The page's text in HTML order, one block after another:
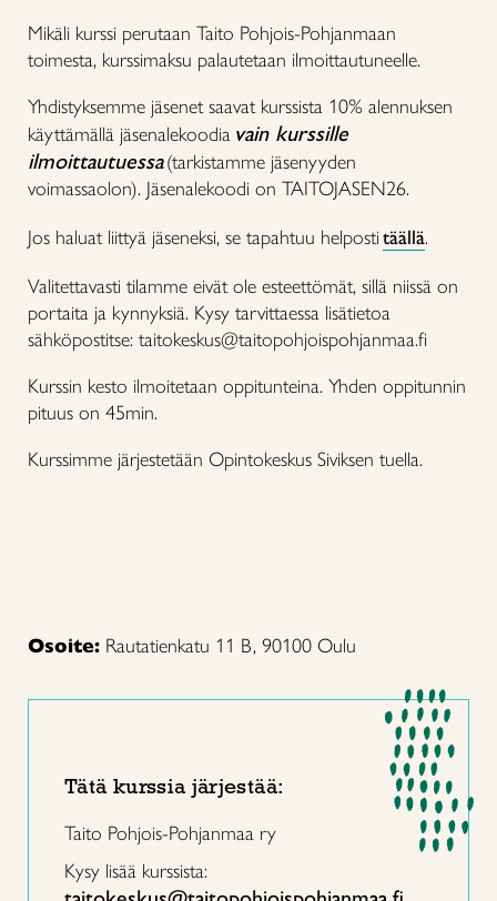
Mikäli kurssi perutaan Taito Pohjois-Pohjanmaan
toimesta, kurssimaksu palautetaan ilmoittautuneelle.
Yhdistyksemme jäsenet saavat kurssista 10% alennuksen
käyttämällä jäsenalekoodia vain kurssille
ilmoittautuessa(tarkistamme jäsenyyden
voimassaolon). Jäsenalekoodi on TAITOJASEN26.
Jos haluat liittyä jäseneksi, se tapahtuu helpostitäällä.
Valitettavasti tilamme eivät ole esteettömät, sillä niissä on
portaita ja kynnyksiä. Kysy tarvittaessa lisätietoa
sähköpostitse: taitokeskus@taitopohjoispohjanmaa.fi
Kurssin kesto ilmoitetaan oppitunteina. Yhden oppitunnin
pituus on 45min.
Kurssimme järjestetään Opintokeskus Siviksen tuella.
Osoite: Rautatienkatu 11 B, 90100 Oulu
Tätä kurssia järjestää:
Taito Pohjois-Pohjanmaa ry
Kysy lisää kurssista: